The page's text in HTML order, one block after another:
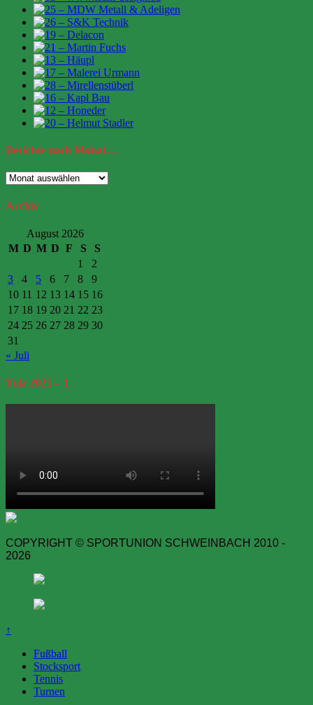
Berichte nach Monat…
Berichte
Monat…
Archiv
August 2026
M D M D F S
S
1
2
3
4 5 6 7 8
9
10 11 12 13 14 15 16
17 18 19 20 21 22 23
24 25 26 27 28 29 30
31
« Juli
Tulz 2021 – 1
COPYRIGHT © SPORTUNION SCHWEINBACH 2010 -
2026
↑
Fußball
Stocksport
Tennis
Turnen